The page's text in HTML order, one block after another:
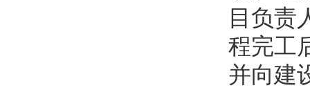
目负责
程完工
并向建